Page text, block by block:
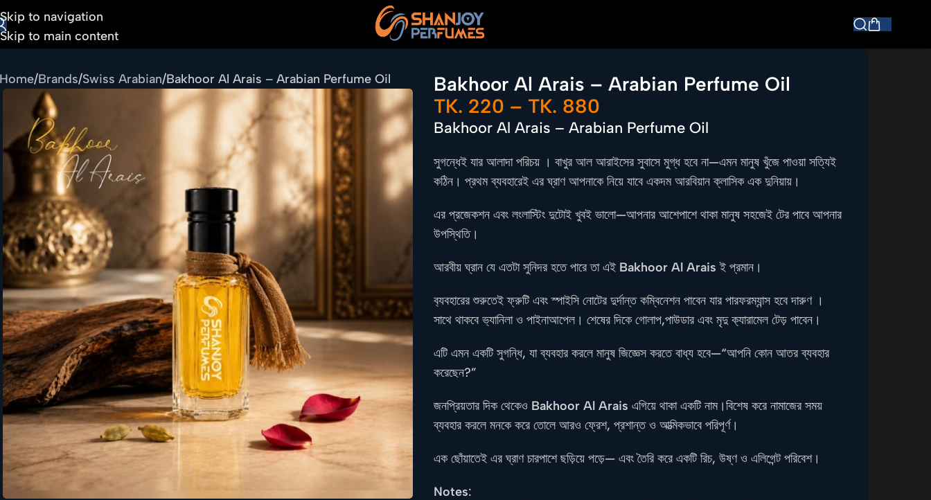
Skip to navigation
Skip to main content
Home Brands Swiss Arabian Bakhoor Al Arais – Arabian Perfume Oil
Bakhoor Al Arais – Arabian Perfume Oil
TK. 220 – TK. 880
Bakhoor Al Arais – Arabian Perfume Oil
সুগন্ধেই যার আলাদা পরিচয় । বাখুর আল আরাইসের সুবাসে মুগ্ধ হবে না—এমন মানুষ খুঁজে পাওয়া সত্যিই
কঠিন। প্রথম ব্যবহারেই এর ঘ্রাণ আপনাকে নিয়ে যাবে একদম আরবিয়ান ক্লাসিক এক দুনিয়ায়।
এর প্রজেকশন এবং লংলাস্টিং দুটোই খুবই ভালো—আপনার আশেপাশে থাকা মানুষ সহজেই টের পাবে আপনার
উপস্থিতি।
আরবীয় ঘ্রান যে এতটা সুনিদর হতে পারে তা এই Bakhoor Al Arais ই প্রমান।
ব‍্যবহারের শুরুতেই ফ্রুটি এবং স্পাইসি নোটের দুর্দান্ত কম্বিনেশন পাবেন যার পারফরম্যান্স হবে দারুণ ।
সাথে থাকবে ভ‍্যানিলা ও পাইনাআপেল। শেষের দিকে গোলাপ,পাউডার এবং মৃদু ক‍্যারামেল টেড় পাবেন।
এটি এমন একটি সুগন্ধি, যা ব্যবহার করলে মানুষ জিজ্ঞেস করতে বাধ্য হবে—“আপনি কোন আতর ব্যবহার
করেছেন?”
জনপ্রিয়তার দিক থেকেও Bakhoor Al Arais এগিয়ে থাকা একটি নাম।বিশেষ করে নামাজের সময়
ব্যবহার করলে মনকে করে তোলে আরও ফ্রেশ, প্রশান্ত ও আত্মিকভাবে পরিপূর্ণ।
এক ছোঁয়াতেই এর ঘ্রাণ চারপাশে ছড়িয়ে পড়ে— এবং তৈরি করে একটি রিচ, উষ্ণ ও এলিগেন্ট পরিবেশ।
Notes: